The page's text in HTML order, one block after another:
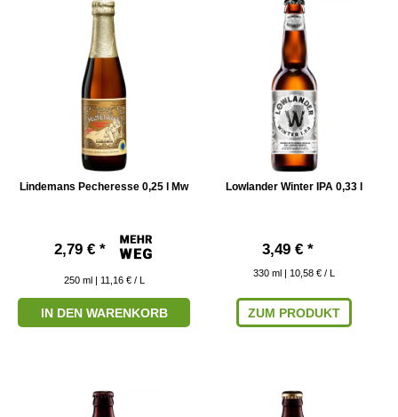
Lindemans Pecheresse 0,25 l Mw
2,79 € *
250 ml | 11,16 € / L
IN DEN WARENKORB
Lowlander Winter IPA 0,33 l
3,49 € *
330 ml | 10,58 € / L
ZUM PRODUKT